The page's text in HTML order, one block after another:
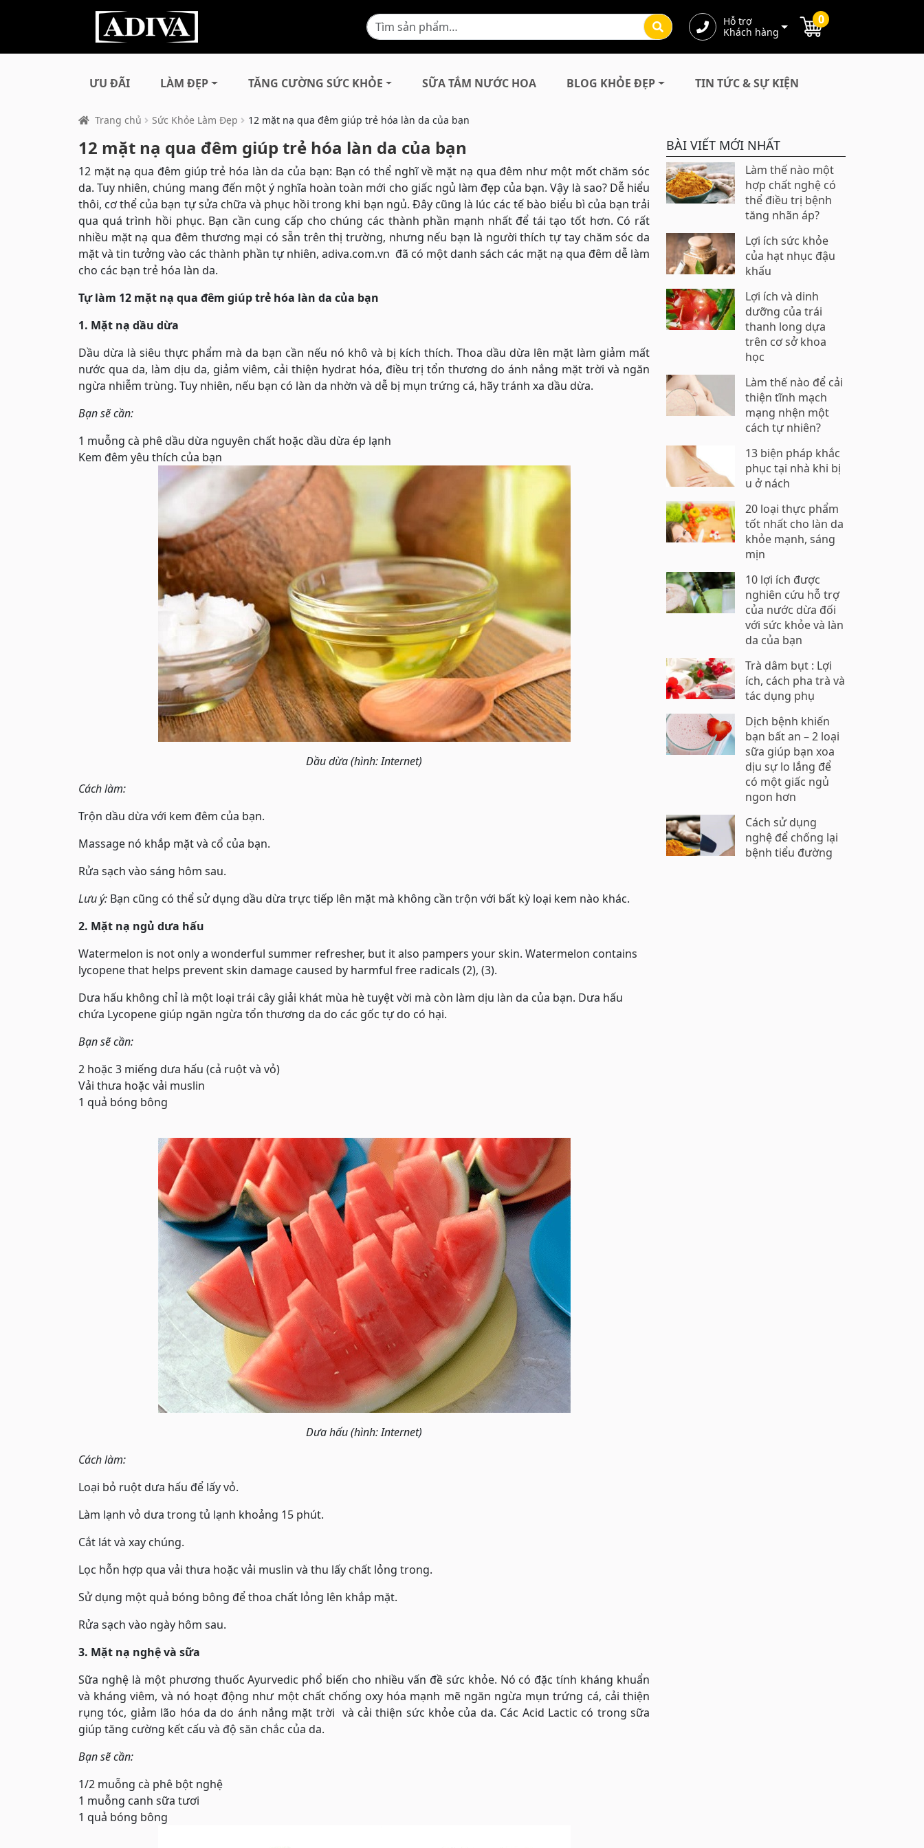
Hỗ trợ
Khách hàng
0
ƯU ĐÃI LÀM ĐẸP TĂNG CƯỜNG SỨC KHỎE SỮA TẮM NƯỚC HOA BLOG KHỎE ĐẸP TIN TỨC & SỰ KIỆN
Trang chủ Sức Khỏe Làm Đẹp 12 mặt nạ qua đêm giúp trẻ hóa làn da của bạn
12 mặt nạ qua đêm giúp trẻ hóa làn da của bạn
12 mặt nạ qua đêm giúp trẻ hóa làn da của bạn: Bạn có thể nghĩ về mặt nạ qua đêm như một mốt chăm sóc
da. Tuy nhiên, chúng mang đến một ý nghĩa hoàn toàn mới cho giấc ngủ làm đẹp của bạn. Vậy là sao? Dễ hiểu
thôi, cơ thể của bạn tự sửa chữa và phục hồi trong khi bạn ngủ. Đây cũng là lúc các tế bào biểu bì của bạn trải
qua quá trình hồi phục. Bạn cần cung cấp cho chúng các thành phần mạnh nhất để tái tạo tốt hơn. Có rất
nhiều mặt nạ qua đêm thương mại có sẵn trên thị trường, nhưng nếu bạn là người thích tự tay chăm sóc da
mặt và tin tưởng vào các thành phần tự nhiên, adiva.com.vn đã có một danh sách các mặt nạ qua đêm dễ làm
cho các bạn trẻ hóa làn da.
Tự làm 12 mặt nạ qua đêm giúp trẻ hóa làn da của bạn
1. Mặt nạ dầu dừa
Dầu dừa là siêu thực phẩm mà da bạn cần nếu nó khô và bị kích thích. Thoa dầu dừa lên mặt làm giảm mất
nước qua da, làm dịu da, giảm viêm, cải thiện hydrat hóa, điều trị tổn thương do ánh nắng mặt trời và ngăn
ngừa nhiễm trùng. Tuy nhiên, nếu bạn có làn da nhờn và dễ bị mụn trứng cá, hãy tránh xa dầu dừa.
Bạn sẽ cần:
1 muỗng cà phê dầu dừa nguyên chất hoặc dầu dừa ép lạnh
Kem đêm yêu thích của bạn
Dầu dừa (hình: Internet)
Cách làm:
Trộn dầu dừa với kem đêm của bạn.
Massage nó khắp mặt và cổ của bạn.
Rửa sạch vào sáng hôm sau.
Lưu ý: Bạn cũng có thể sử dụng dầu dừa trực tiếp lên mặt mà không cần trộn với bất kỳ loại kem nào khác.
2. Mặt nạ ngủ dưa hấu
Watermelon is not only a wonderful summer refresher, but it also pampers your skin. Watermelon contains
lycopene that helps prevent skin damage caused by harmful free radicals (2), (3).
Dưa hấu không chỉ là một loại trái cây giải khát mùa hè tuyệt vời mà còn làm dịu làn da của bạn. Dưa hấu
chứa Lycopene giúp ngăn ngừa tổn thương da do các gốc tự do có hại.
Bạn sẽ cần:
2 hoặc 3 miếng dưa hấu (cả ruột và vỏ)
Vải thưa hoặc vải muslin
1 quả bóng bông
Dưa hấu (hình: Internet)
Cách làm:
Loại bỏ ruột dưa hấu để lấy vỏ.
Làm lạnh vỏ dưa trong tủ lạnh khoảng 15 phút.
Cắt lát và xay chúng.
Lọc hỗn hợp qua vải thưa hoặc vải muslin và thu lấy chất lỏng trong.
Sử dụng một quả bóng bông để thoa chất lỏng lên khắp mặt.
Rửa sạch vào ngày hôm sau.
3. Mặt nạ nghệ và sữa
Sữa nghệ là một phương thuốc Ayurvedic phổ biến cho nhiều vấn đề sức khỏe. Nó có đặc tính kháng khuẩn
và kháng viêm, và nó hoạt động như một chất chống oxy hóa mạnh mẽ ngăn ngừa mụn trứng cá, cải thiện
rụng tóc, giảm lão hóa da do ánh nắng mặt trời và cải thiện sức khỏe của da. Các Acid Lactic có trong sữa
giúp tăng cường kết cấu và độ săn chắc của da.
Bạn sẽ cần:
1/2 muỗng cà phê bột nghệ
1 muỗng canh sữa tươi
1 quả bóng bông
BÀI VIẾT MỚI NHẤT
Làm thế nào một
hợp chất nghệ có
thể điều trị bệnh
tăng nhãn áp?
Lợi ích sức khỏe
của hạt nhục đậu
khấu
Lợi ích và dinh
dưỡng của trái
thanh long dựa
trên cơ sở khoa
học
Làm thế nào để cải
thiện tĩnh mạch
mạng nhện một
cách tự nhiên?
13 biện pháp khắc
phục tại nhà khi bị
u ở nách
20 loại thực phẩm
tốt nhất cho làn da
khỏe mạnh, sáng
mịn
10 lợi ích được
nghiên cứu hỗ trợ
của nước dừa đối
với sức khỏe và làn
da của bạn
Trà dâm bụt : Lợi
ích, cách pha trà và
tác dụng phụ
Dịch bệnh khiến
bạn bất an – 2 loại
sữa giúp bạn xoa
dịu sự lo lắng để
có một giấc ngủ
ngon hơn
Cách sử dụng
nghệ để chống lại
bệnh tiểu đường